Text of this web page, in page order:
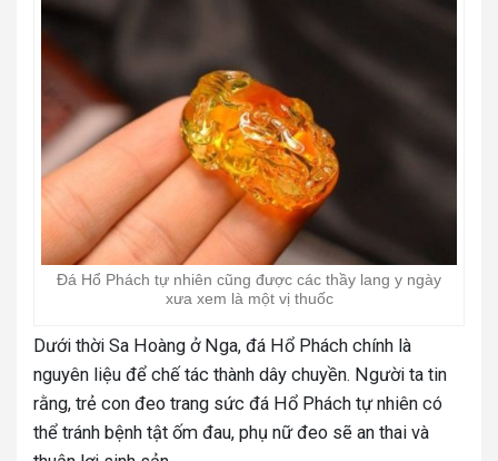
Đá Hổ Phách tự nhiên cũng được các thầy lang y ngày
xưa xem là một vị thuốc
Dưới thời Sa Hoàng ở Nga, đá Hổ Phách chính là
nguyên liệu để chế tác thành dây chuyền. Người ta tin
rằng, trẻ con đeo trang sức đá Hổ Phách tự nhiên có
thể tránh bệnh tật ốm đau, phụ nữ đeo sẽ an thai và